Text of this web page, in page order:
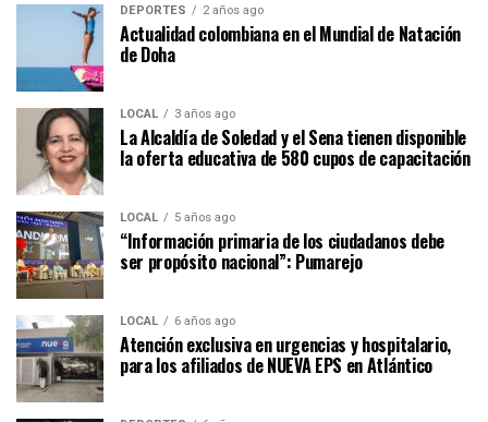
DEPORTES 2 años ago
Actualidad colombiana en el Mundial de Natación
de Doha
LOCAL 3 años ago
La Alcaldía de Soledad y el Sena tienen disponible
la oferta educativa de 580 cupos de capacitación
LOCAL 5 años ago
“Información primaria de los ciudadanos debe
ser propósito nacional”: Pumarejo
LOCAL 6 años ago
Atención exclusiva en urgencias y hospitalario,
para los afiliados de NUEVA EPS en Atlántico